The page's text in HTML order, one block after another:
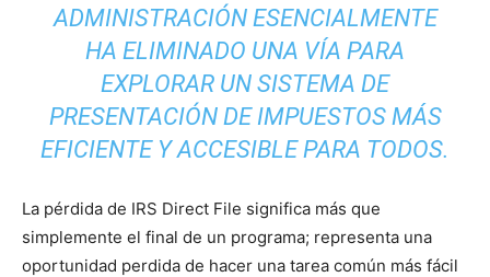
ADMINISTRACIÓN ESENCIALMENTE
HA ELIMINADO UNA VÍA PARA
EXPLORAR UN SISTEMA DE
PRESENTACIÓN DE IMPUESTOS MÁS
EFICIENTE Y ACCESIBLE PARA TODOS.
La pérdida de IRS Direct File significa más que
simplemente el final de un programa; representa una
oportunidad perdida de hacer una tarea común más fácil